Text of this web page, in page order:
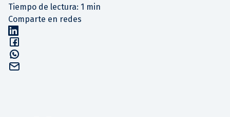
Tiempo de lectura: 1 min
Comparte en redes